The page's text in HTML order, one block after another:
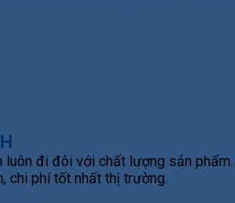
luôn đi đôi với chất lượng sản phẩm.
chi phí tốt nhất thị trường.